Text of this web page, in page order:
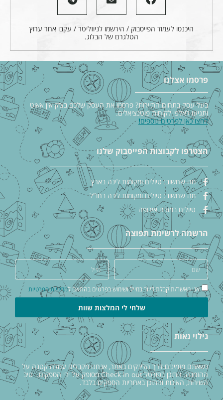
היכנסו לעמוד הפייסבוק / הירשמו לניוזליטר / עקבו אחר ערוץ
הטלגרם של הבלוג.
פרסמו אצלנו
בעל עסק בתחום התיירות? פרסמו את העסק שלכם בצ׳ק אין אאוט
ותגיעו לאלפי לקוחות פוטנציאלים.
לחצו כאן לפרטים נוספים!
הצטרפו לקבוצות הפייסבוק שלנו
מה שחשוב: טיולים ומקומות לינה בארץ
מה שחשוב: טיולים ומקומות לינה בחו"ל
טיולים במזרח אירופה
הרשמה לרשימת תפוצה
אני מאשר/ת קבלת דיוור במייל ושימוש בפרטים בהתאם למדיניות הפרטיות
שלחי לי המלצות שוות
גילוי נאות
כשאתם מזמינים דרך הלינקים באתר, אנחנו מקבלים עמלה קטנה על
ההזמנה. התוכן בפורטל Check in out מסופק על ידי הספקים. טיב
השירות, האיכות והתוכן באחריות הספקים בלבד.